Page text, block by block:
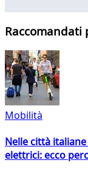
Raccomandati
Mobilità
Nelle città
elettrici: ecco